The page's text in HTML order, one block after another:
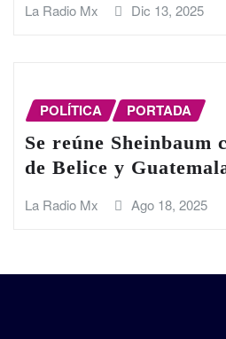
La Radio Mx Dic 13, 2025
POLÍTICA PORTADA
Se reúne Sheinbaum
de Belice y
La Radio Mx Ago 18, 2025